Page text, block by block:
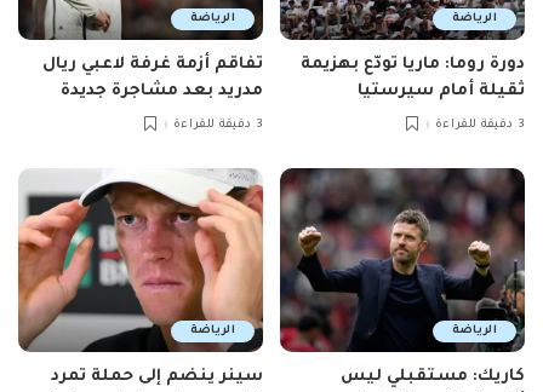
الرياضة
دورة روما: ماريا تودّع بهزيمة
ثقيلة أمام سيرستيا
3 دقيقة للقراءة
الرياضة
تفاقم أزمة غرفة لاعبي ريال
مدريد بعد مشاجرة جديدة
3 دقيقة للقراءة
الرياضة
كاريك: مستقبلي ليس
الرياضة
سينر ينضم إلى حملة تمرد